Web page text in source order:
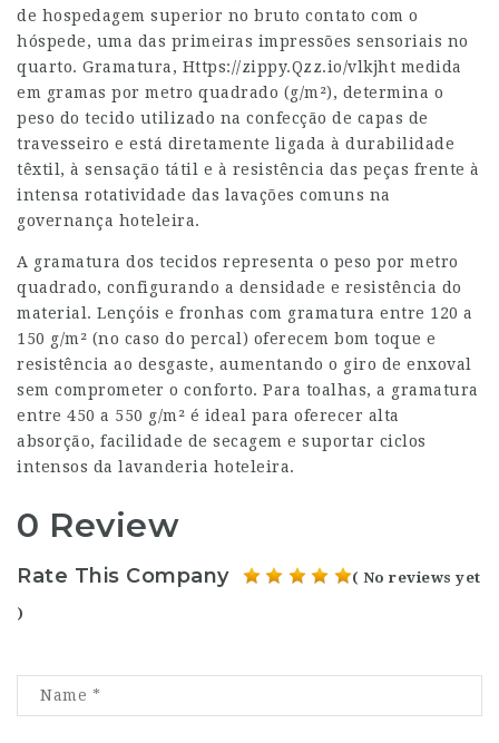
de hospedagem superior no bruto contato com o
hóspede, uma das primeiras impressões sensoriais no
quarto. Gramatura, Https://zippy.Qzz.io/vlkjht medida
em gramas por metro quadrado (g/m²), determina o
peso do tecido utilizado na confecção de capas de
travesseiro e está diretamente ligada à durabilidade
têxtil, à sensação tátil e à resistência das peças frente à
intensa rotatividade das lavações comuns na
governança hoteleira.
A gramatura dos tecidos representa o peso por metro
quadrado, configurando a densidade e resistência do
material. Lençóis e fronhas com gramatura entre 120 a
150 g/m² (no caso do percal) oferecem bom toque e
resistência ao desgaste, aumentando o giro de enxoval
sem comprometer o conforto. Para toalhas, a gramatura
entre 450 a 550 g/m² é ideal para oferecer alta
absorção, facilidade de secagem e suportar ciclos
intensos da lavanderia hoteleira.
0 Review
Rate This Company ( No reviews yet
)